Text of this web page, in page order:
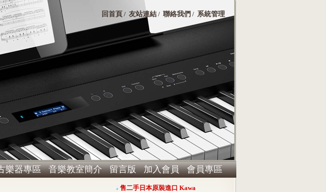
回首頁 / 友站連結 / 聯絡我們 / 系統管理
樂器專區 音樂教室簡介 留言版 加入會員 會員專區
售二手日本原裝進口 Kawai RX-3演奏平台鋼琴，心動價 $360000